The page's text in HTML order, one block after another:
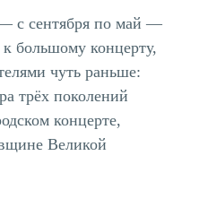
с сентября по май —
большому концерту,
чуть раньше:
трёх поколений
концерте,
Великой